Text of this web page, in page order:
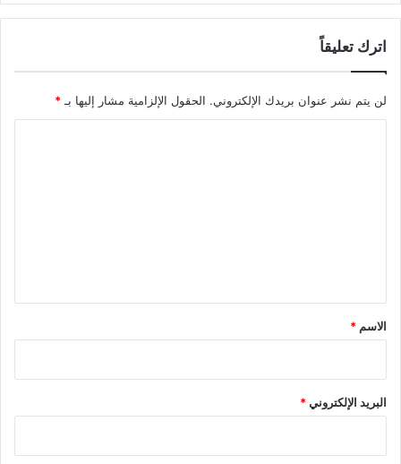
اترك تعليقاً
لن يتم نشر عنوان بريدك الإلكتروني. الحقول الإلزامية مشار إليها بـ *
*
الاسم *
البريد الإلكتروني*